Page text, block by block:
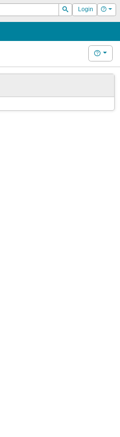
Suchen
Login Hilfe
Hilfe